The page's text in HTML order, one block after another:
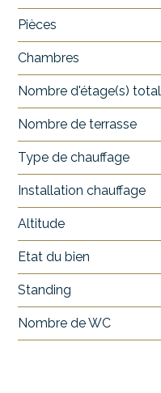
Pièces
Chambres
Nombre d'étage(s) total
Nombre de terrasse
Type de chauffage
Installation chauffage
Altitude
Etat du bien
Standing
Nombre de WC